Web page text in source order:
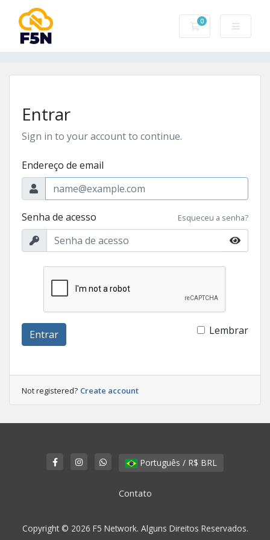
0
Carrinho de
Entrar
Sign in to your account to continue.
Endereço de email
Senha de acesso Esqueceu a senha?
Entrar Lembrar
Not registered? Create account
Português / R$ BRL
Contato
Copyright © 2026 F5 Network. Alguns Direitos Reservados.